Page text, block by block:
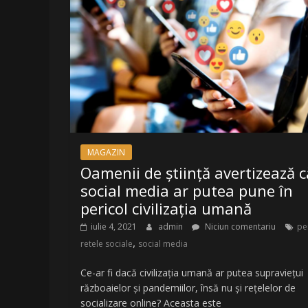
LA
Radio
Belea
Romania
|
www.radiobelea.ro
MAGAZIN
Oamenii de știință avertizează
social media ar putea pune în
pericol civilizația umană
iulie 4, 2021 admin Niciun comentariu
retele sociale, social media
Ce-ar fi dacă civilizația umană ar putea supraviețui
războaielor și pandemiilor, însă nu și rețelelor de
socializare online? Aceasta este